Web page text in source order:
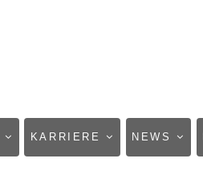
KARRIERE NEWS